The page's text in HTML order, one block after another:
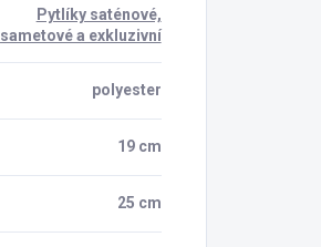
Pytlíky saténové,
sametové a exkluzivní
polyester
19 cm
25 cm